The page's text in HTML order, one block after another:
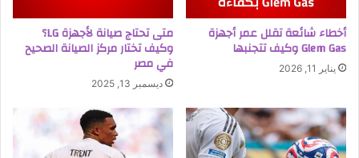
أخطاء شائعة تقلل عمر أجهزة
Glem Gas وكيف تتجنبها
يناير 11, 2026
متى تحتاج صيانة لأجهزة LG؟
وكيف تختار مركز الصيانة الصحيح
في مصر
ديسمبر 13, 2025